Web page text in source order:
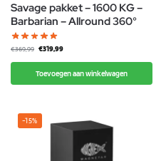
Savage pakket – 1600 KG –
Barbarian – Allround 360°
€369,99 €319,99
Toevoegen aan winkelwagen
-15%